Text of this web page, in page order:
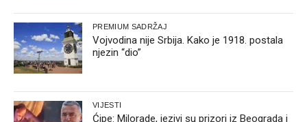
PREMIUM SADRŽAJ
Vojvodina nije Srbija. Kako je 1918. postala
njezin “dio”
VIJESTI
Ćipe: Milorade, jezivi su prizori iz Beograda i